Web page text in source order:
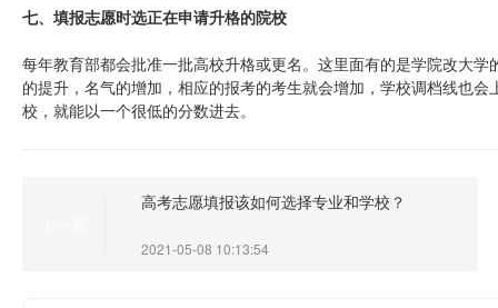
七、填报志愿时选正在申请升格的院校
每年教育部都会批准一批高校升格或更名。这里面有的是学院改大
的提升，名气的增加，相应的报考的考生就会增加，学校调档线也
校，就能以一个很低的分数进去。
高考志愿填报该如何选择专业和学校？
2021-05-08 10:13:54